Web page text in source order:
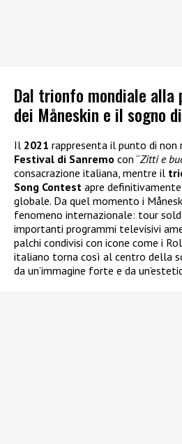
Dal trionfo mondiale alla
dei Måneskin e il sogno
Il 2021 rappresenta il punto di non
Festival di Sanremo con “Zitti e
consacrazione italiana, mentre il
Song Contest apre
globale. Da quel momento i
fenomeno internazionale: tour
importanti programmi televisivi
palchi condivisi con icone come i
italiano torna così al centro della
da un’immagine forte e da